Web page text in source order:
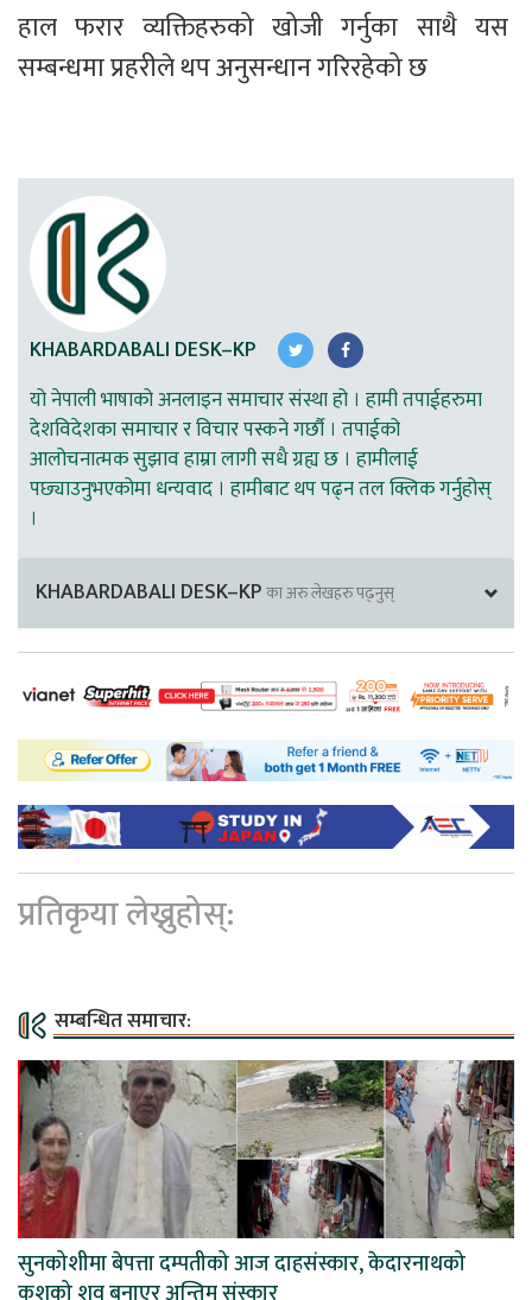
हाल फरार व्यक्तिहरुको खोजी गर्नुका साथै यस
सम्बन्धमा प्रहरीले थप अनुसन्धान गरिरहेको छ
KHABARDABALI DESK–KP
यो नेपाली भाषाको अनलाइन समाचार संस्था हो । हामी तपाईहरुमा
देशविदेशका समाचार र विचार पस्कने गर्छौ । तपाईको
आलोचनात्मक सुझाव हाम्रा लागी सधै ग्रह्य छ । हामीलाई
पछ्याउनुभएकोमा धन्यवाद । हामीबाट थप पढ्न तल क्लिक गर्नुहोस्
।
KHABARDABALI DESK–KPका अरु लेखहरु पढ्नुस्
प्रतिकृया लेख्नुहोस्:
सम्बन्धित समाचार:
सुनकोशीमा बेपत्ता दम्पतीको आज दाहसंस्कार, केदारनाथको